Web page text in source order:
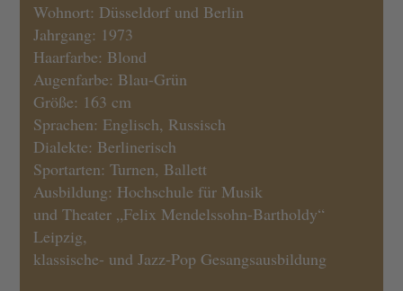
Wohnort: Düsseldorf und Berlin
Jahrgang: 1973
Haarfarbe: Blond
Augenfarbe: Blau-Grün
Größe: 163 cm
Sprachen: Englisch, Russisch
Dialekte: Berlinerisch
Sportarten: Turnen, Ballett
Ausbildung: Hochschule für Musik
und Theater „Felix Mendelssohn-Bartholdy“
Leipzig,
klassische- und Jazz-Pop Gesangsausbildung